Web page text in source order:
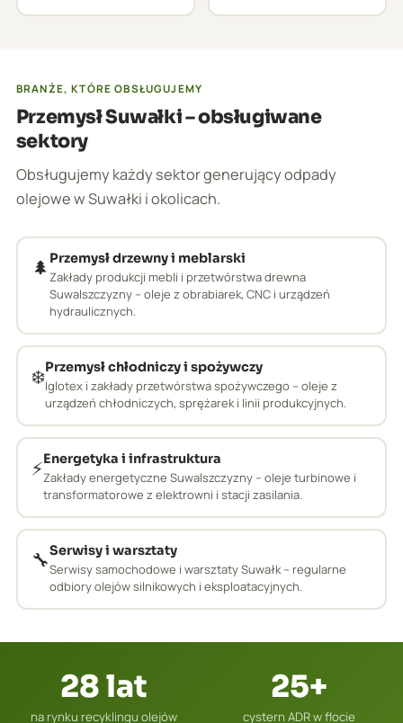
BRANŻE, KTÓRE OBSŁUGUJEMY
Przemysł Suwałki – obsługiwane
sektory
Obsługujemy każdy sektor generujący odpady
olejowe w Suwałki i okolicach.
🌲 Przemysł drzewny i meblarski
Zakłady produkcji mebli i przetwórstwa drewna
Suwalszczyzny – oleje z obrabiarek, CNC i urządzeń
hydraulicznych.
❄️Przemysł chłodniczy i spożywczy
Iglotex i zakłady przetwórstwa spożywczego – oleje z
urządzeń chłodniczych, sprężarek i linii produkcyjnych.
⚡Energetyka i infrastruktura
Zakłady energetyczne Suwalszczyzny – oleje turbinowe i
transformatorowe z elektrowni i stacji zasilania.
🔧Serwisy i warsztaty
Serwisy samochodowe i warsztaty Suwałk – regularne
odbiory olejów silnikowych i eksploatacyjnych.
28 lat
na rynku recyklingu olejów
25+
cystern ADR w flocie